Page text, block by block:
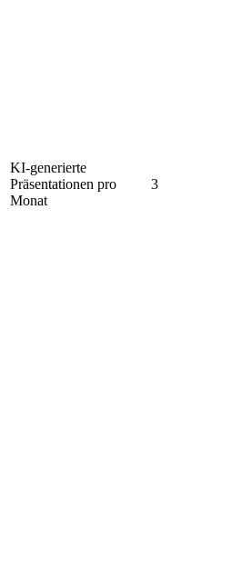
KI-generierte
Präsentationen pro
Monat
3